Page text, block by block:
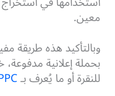
معين.
وبالتأكيد هذه طريقة
بحملة إعلانية
للنقرة أو ما يُعرف بـ